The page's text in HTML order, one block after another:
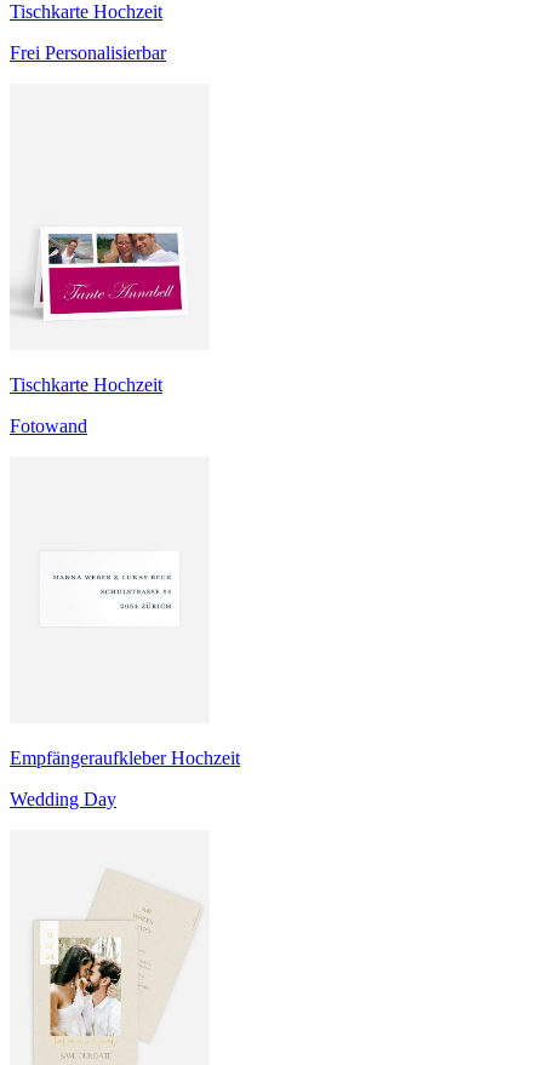
Tischkarte Hochzeit
Frei Personalisierbar
Tischkarte Hochzeit
Fotowand
Empfängeraufkleber Hochzeit
Wedding Day